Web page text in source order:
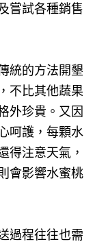
嘗試各種銷售
統的方法開墾
不比其他蔬果
外珍貴。又因
呵護，每顆水
得注意天氣，
會影響水蜜桃
過程往往也需